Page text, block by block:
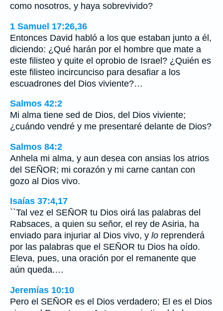
como nosotros, y haya sobrevivido?
1 Samuel 17:26,36
Entonces David habló a los que estaban junto a él,
diciendo: ¿Qué harán por el hombre que mate a
este filisteo y quite el oprobio de Israel? ¿Quién es
este filisteo incircunciso para desafiar a los
escuadrones del Dios viviente?…
Salmos 42:2
Mi alma tiene sed de Dios, del Dios viviente;
¿cuándo vendré y me presentaré delante de Dios?
Salmos 84:2
Anhela mi alma, y aun desea con ansias los atrios
del SEÑOR; mi corazón y mi carne cantan con
gozo al Dios vivo.
Isaías 37:4,17
``Tal vez el SEÑOR tu Dios oirá las palabras del
Rabsaces, a quien su señor, el rey de Asiria, ha
enviado para injuriar al Dios vivo, y lo reprenderá
por las palabras que el SEÑOR tu Dios ha oído.
Eleva, pues, una oración por el remanente que
aún queda.…
Jeremías 10:10
Pero el SEÑOR es el Dios verdadero; El es el Dios